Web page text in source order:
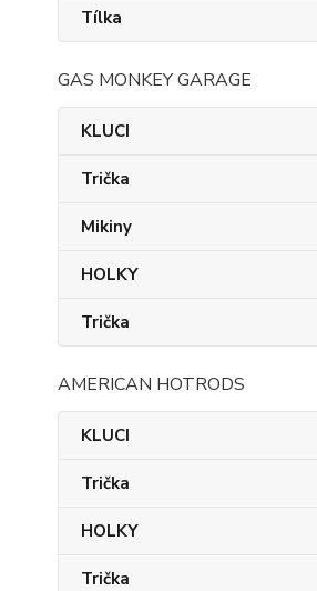
Tílka
GAS MONKEY GARAGE
KLUCI
Trička
Mikiny
HOLKY
Trička
AMERICAN HOTRODS
KLUCI
Trička
HOLKY
Trička